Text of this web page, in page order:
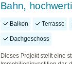
Bahn,
Balkon Terrasse
Dachgeschoss
Dieses Projekt stellt eine